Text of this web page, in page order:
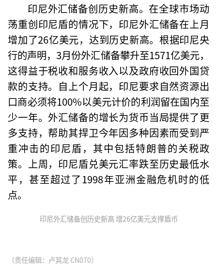
印尼外汇储备创历史新高。在全球市场动
荡重创印尼盾的情况下，印尼外汇储备在上月
增加了26亿美元，达到历史新高。根据印尼央
行的声明，3月份外汇储备攀升至1571亿美元，
这得益于税收和服务收入以及政府收回外国贷
款的支持。自上个月起，印尼要求自然资源出
口商必须将100%以美元计价的利润留在国内至
少一年。外汇储备的增长为货币当局提供了更
多支持，帮助其捍卫今年因多种因素而受到严
重冲击的印尼盾，其中包括特朗普的关税政
策。上周，印尼盾兑美元汇率跌至历史最低水
平，甚至超过了1998年亚洲金融危机时的低
点。
印尼外汇储备创历史新高 增26亿美元支撑盾币
（责任编辑：卢其龙 CN070）